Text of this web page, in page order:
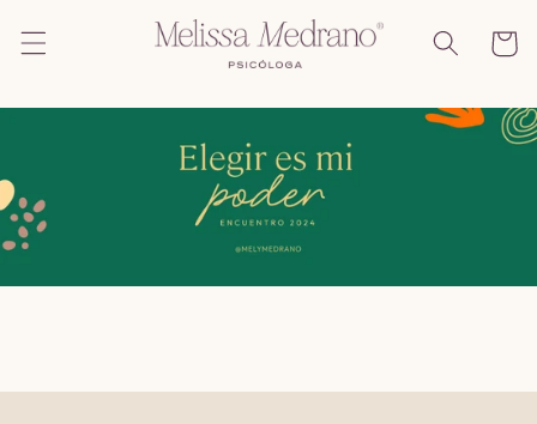
directamente
al contenido
Carrito